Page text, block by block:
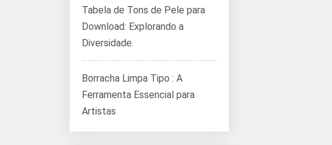
Tabela de Tons de Pele para
Download: Explorando a
Diversidade.
Borracha Limpa Tipo : A
Ferramenta Essencial para
Artistas